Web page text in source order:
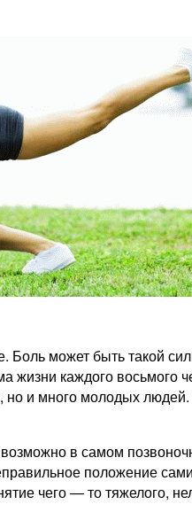
может быть такой
жизни каждого
и много молодых
в самом
положение
чего — то тяжелого,